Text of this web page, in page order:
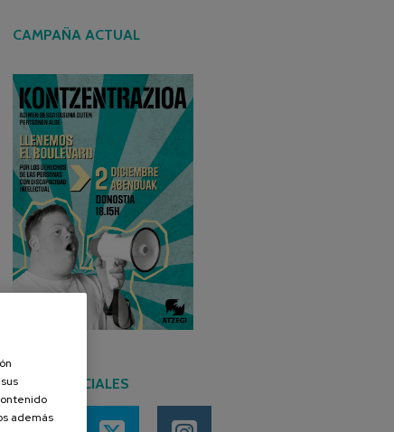
CAMPAÑA ACTUAL
REDES SOCIALES
además